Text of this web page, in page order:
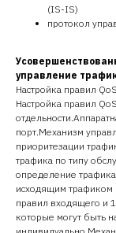
(IS-IS)
протокол
управление
Настройка правил
Настройка правил
порт.Механизм
приоритезации
трафика по типу
определение
исходящим трафиком
правил входящего и
которые могут быть